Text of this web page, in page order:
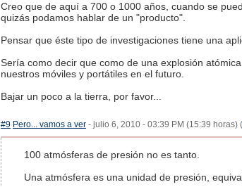
Creo que de aquí a 700 o 1000 años, cuando se
quizás podamos hablar de un "producto".
Pensar que éste tipo de investigaciones tiene una
Sería como decir que como de una explosión
nuestros móviles y portátiles en el futuro.
Bajar un poco a la tierra, por favor...
#9 Pero... vamos a ver - julio 6, 2010 - 03:39 PM (15:39 horas) (
100 atmósferas de presión no es tanto.
Una atmósfera es una unidad de presión,